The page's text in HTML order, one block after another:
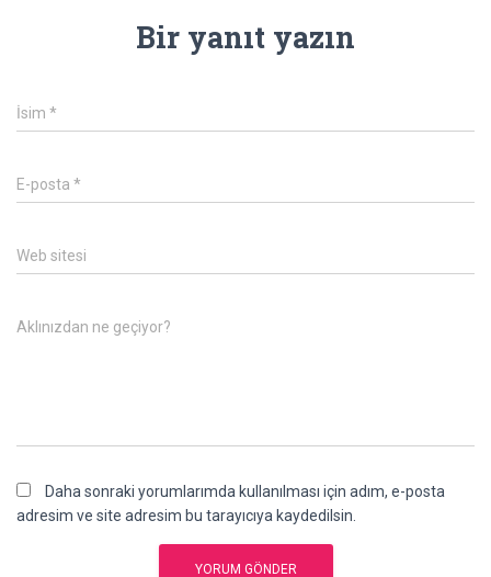
Bir yanıt yazın
İsim *
E-posta *
Web sitesi
Aklınızdan ne geçiyor?
Daha sonraki yorumlarımda kullanılması için adım, e-posta
adresim ve site adresim bu tarayıcıya kaydedilsin.